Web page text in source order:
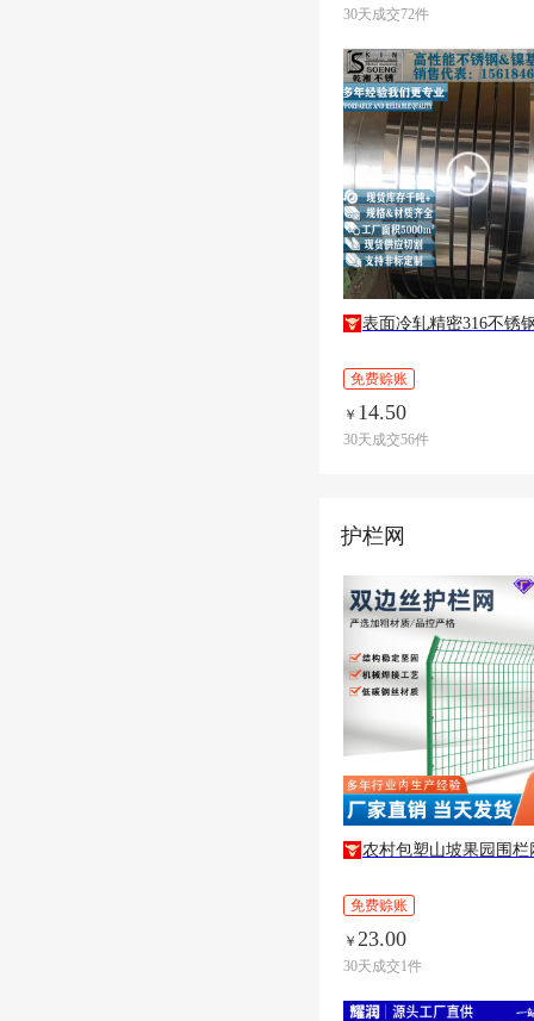
30天成交72件
表面冷轧精密316不锈
免费赊账
￥ 14.50
30天成交56件
护栏网
农村包塑山坡果园围栏
免费赊账
￥ 23.00
30天成交1件